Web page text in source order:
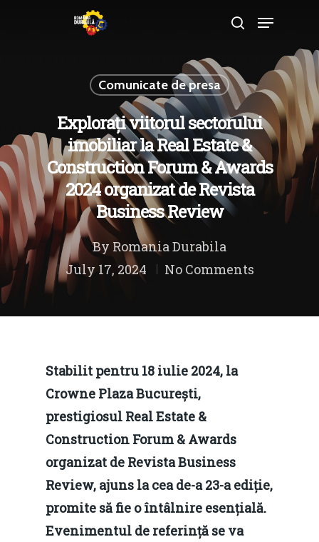
Hit enter to search or ESC to close
Comunicate de presa
Explorați viitorul sectorului
imobiliar la Real Estate &
Construction Forum & Awards
2024 organizat de Revista
Business Review
By Romania Durabila
July 17, 2024
No Comments
Stabilit pentru 18 iulie 2024, la
Crowne Plaza București,
prestigiosul Real Estate &
Construction Forum & Awards
organizat de Revista Business
Review, ajuns la cea de-a 23-a ediție,
promite să fie o întâlnire esențială.
Evenimentul de referință se va